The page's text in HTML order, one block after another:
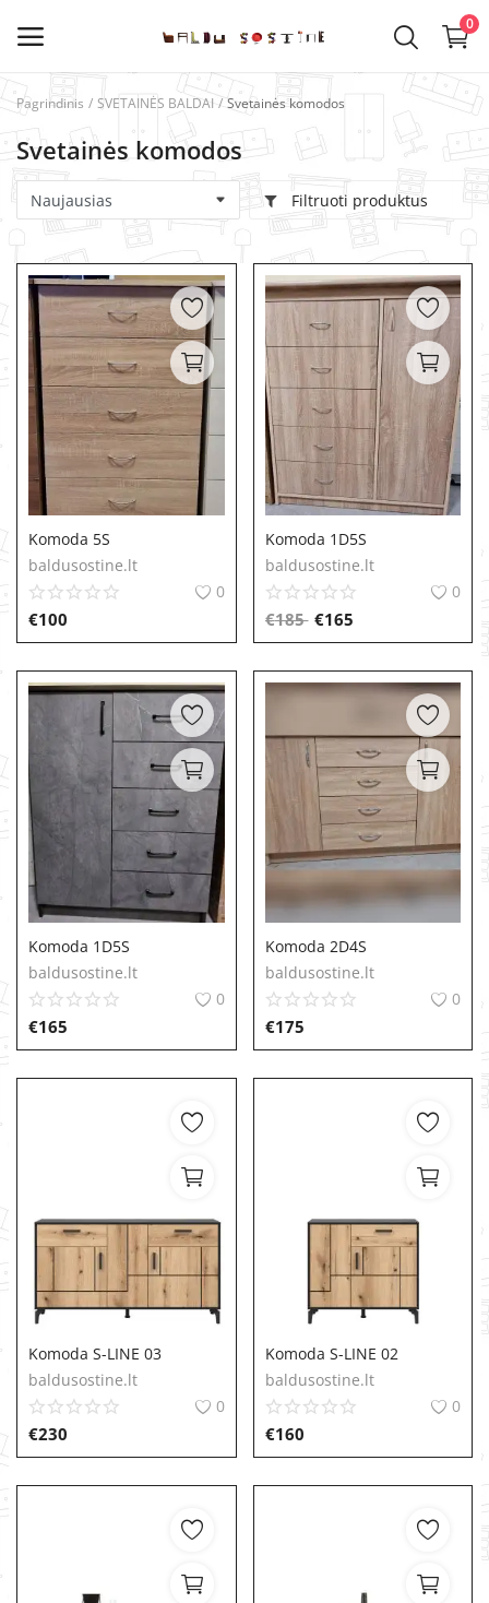
0
Kategorijos
Pagrindinis meniu
VIRTUVĖS BALDAI
SVETAINĖS BALDAI
VAIKŲ KAMBARIO BALDAI
MIEGAMOJO BALDAI
PRIEŠKAMBARIO BALDAI
MINKŠTI BALDAI
Pagrindinis SVETAINĖS BALDAI Svetainės komodos
Svetainės komodos
Filtruoti produktus
Komoda 5S
baldusostine.lt
0
€100
Komoda 1D5S
baldusostine.lt
0
€185 €165
Komoda 1D5S
baldusostine.lt
0
€165
Komoda 2D4S
baldusostine.lt
0
€175
Komoda S-LINE 03
baldusostine.lt
0
€230
Komoda S-LINE 02
baldusostine.lt
0
€160